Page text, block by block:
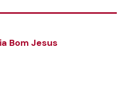
Bom Jesus